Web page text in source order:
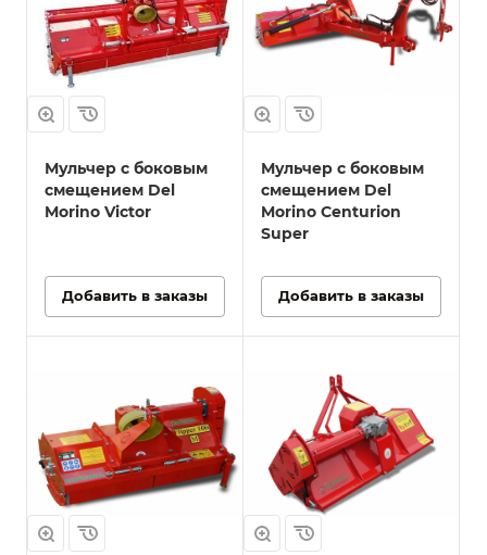
Мульчер с боковым
смещением Del
Morino Victor
Добавить в заказы
Мульчер с боковым
смещением Del
Morino Centurion
Super
Добавить в заказы